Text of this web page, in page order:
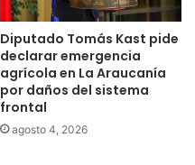
Diputado Tomás Kast pide
declarar emergencia
agrícola en La Araucanía
por daños del sistema
frontal
agosto 4, 2026